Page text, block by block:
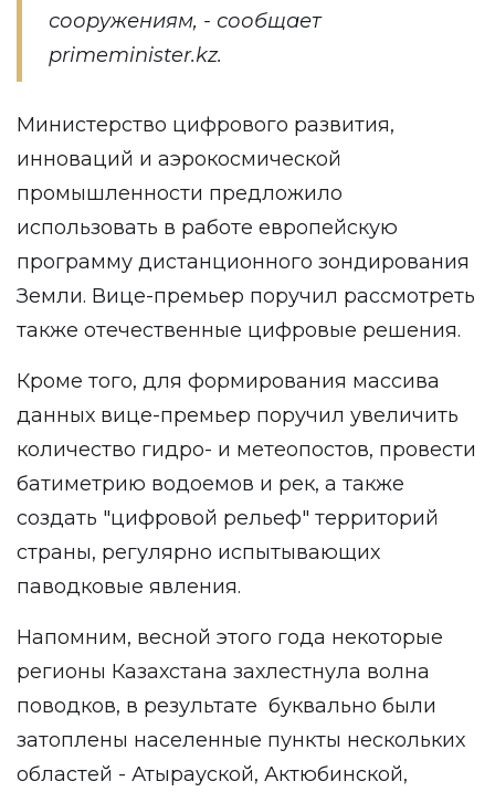
сооружениям, - сообщает
primeminister.kz.
Министерство цифрового развития,
инноваций и аэрокосмической
промышленности предложило
использовать в работе европейскую
программу дистанционного зондирования
Земли. Вице-премьер поручил рассмотреть
также отечественные цифровые решения.
Кроме того, для формирования массива
данных вице-премьер поручил увеличить
количество гидро- и метеопостов, провести
батиметрию водоемов и рек, а также
создать "цифровой рельеф" территорий
страны, регулярно испытывающих
паводковые явления.
Напомним, весной этого года некоторые
регионы Казахстана захлестнула волна
поводков, в результате буквально были
затоплены населенные пункты нескольких
областей - Атырауской, Актюбинской,